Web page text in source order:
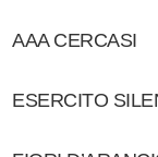
AAA CERCASI
ESERCITO